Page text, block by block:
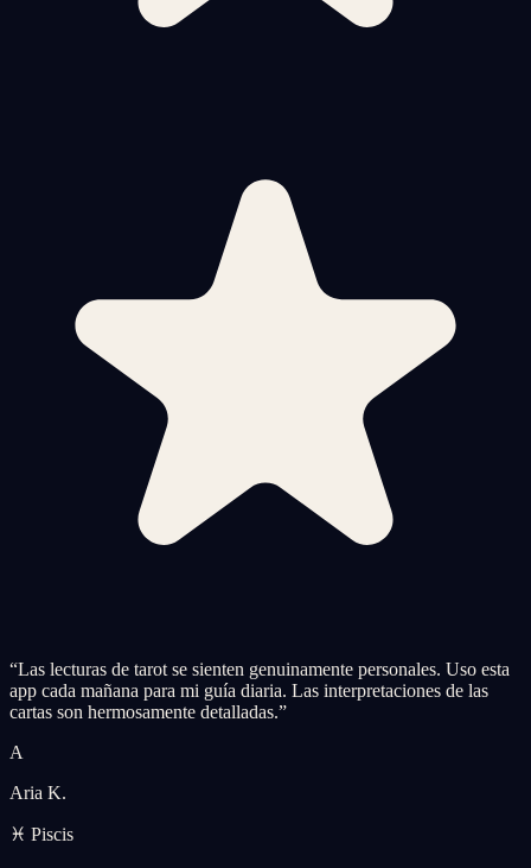
“Las lecturas de tarot se sienten genuinamente personales. Uso esta
app cada mañana para mi guía diaria. Las interpretaciones de las
cartas son hermosamente detalladas.”
A
Aria K.
♓ Piscis